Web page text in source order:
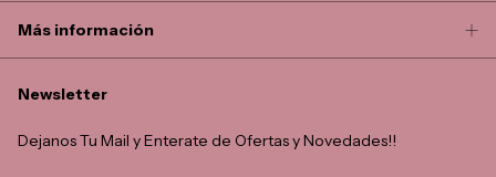
Más información
Newsletter
Dejanos Tu Mail y Enterate de Ofertas y Novedades!!